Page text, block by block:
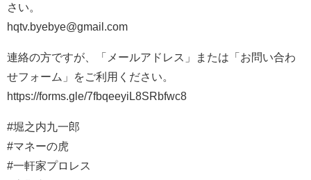
さい。
hqtv.byebye@gmail.com
連絡の方ですが、「メールアドレス」または「お問い合わ
せフォーム」をご利用ください。
https://forms.gle/7fbqeeyiL8SRbfwc8
#堀之内九一郎
#マネーの虎
#一軒家プロレス